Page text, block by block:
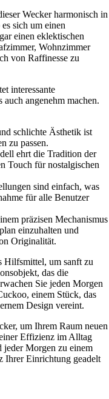
Wecker harmonisch in
sich um einen
einen eklektischen
Wohnzimmer
von Raffinesse zu
interessante
angenehm machen.
schlichte Ästhetik ist
zu passen.
ehrt die Tradition der
Touch für nostalgischen
sind einfach, was
für alle Benutzer
präzisen Mechanismus
einzuhalten und
Originalität.
Hilfsmittel, um sanft zu
das die
Sie jeden Morgen
einem Stück, das
Design vereint.
um Ihrem Raum neuen
Effizienz im Alltag
Morgen zu einem
Ihrer Einrichtung geadelt